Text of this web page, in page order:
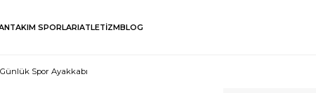
TAKIM SPORLARIATLETİZMBLOG
Spor Ayakkabı